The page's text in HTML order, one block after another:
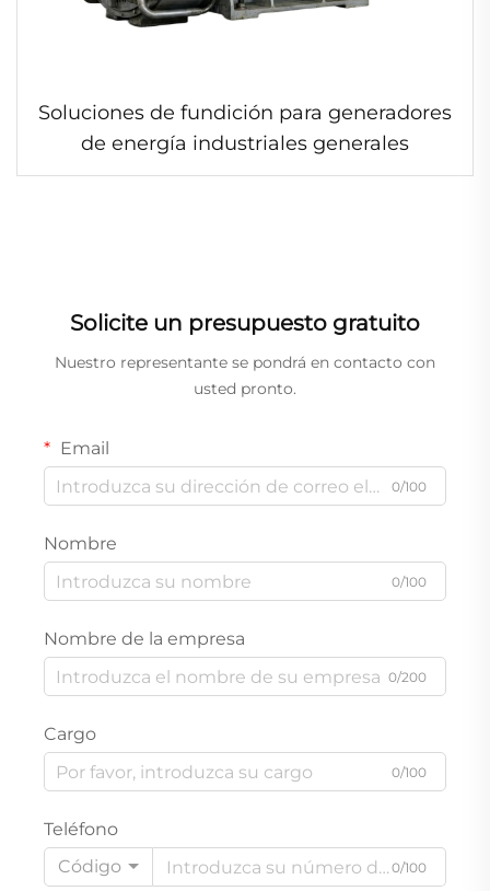
Soluciones de fundición para generadores
de energía industriales generales
Solicite un presupuesto gratuito
Nuestro representante se pondrá en contacto con
usted pronto.
Email
0/100
Nombre
0/100
Nombre de la empresa
0/200
Cargo
0/100
Teléfono
Código
0/100